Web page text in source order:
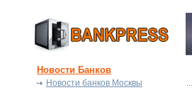
Новости Банков
Новости банков Москвы